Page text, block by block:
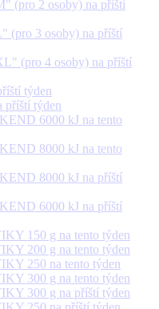
(pro 2 osoby) na příští
(pro 3 osoby) na příští
(pro 4 osoby) na příští
týden
týden
6000 kJ na tento
8000 kJ na tento
8000 kJ na příští
6000 kJ na příští
150 g na tento týden
200 g na tento týden
250 na tento týden
300 g na tento týden
300 g na příští týden